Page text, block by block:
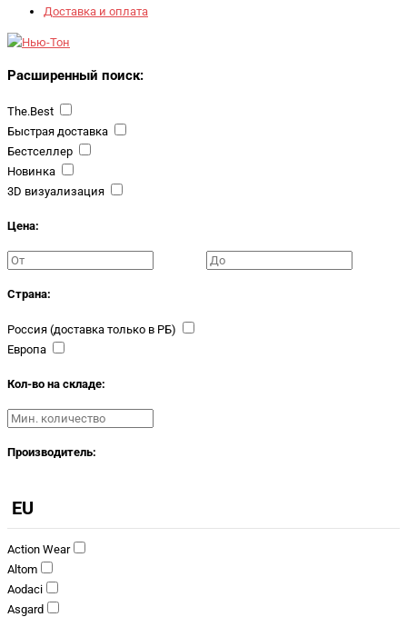
Доставка и оплата
Расширенный поиск:
The.Best
Быстрая доставка
Бестселлер
Новинка
3D визуализация
Цена:
Страна:
Россия (доставка только в РБ)
Европа
Кол-во на складе:
Производитель:
EU
Action Wear
Altom
Aodaci
Asgard